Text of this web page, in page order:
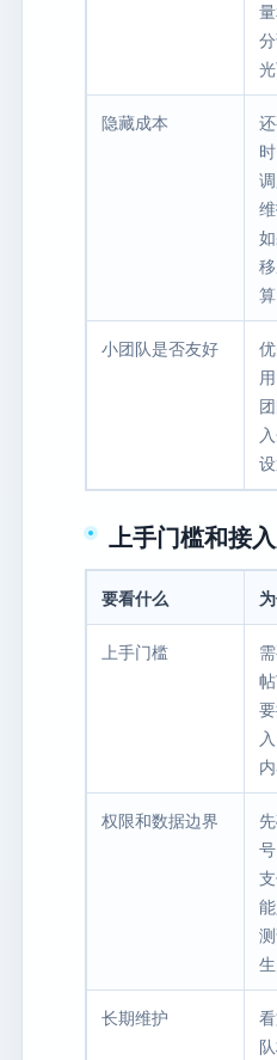
隐藏成本
算
小团队是否友好
上手门槛和接
要看什么
上手门槛
内
权限和数据边界
长期维护